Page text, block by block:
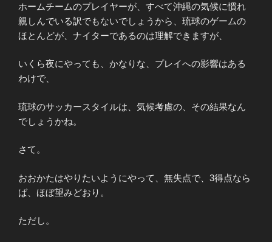
ホームチームのプレイヤーが、すべて沖縄の気候に慣れ
親しんでいる訳でもないでしょうから、琉球のゲームの
ほとんどが、ナイターであるのは理解できますが、
いくら夜にやっても、かなりな、プレイへの影響はある
わけで、
琉球のサッカースタイルは、気候考慮の、その結果なん
でしょうかね。
さて。
おおかたはやりたいようにやって、無失点で、3得点なら
ば、ほぼ望みどおり。
ただし。